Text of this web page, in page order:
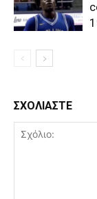
ΣΧΟΛΙΑΣΤΕ